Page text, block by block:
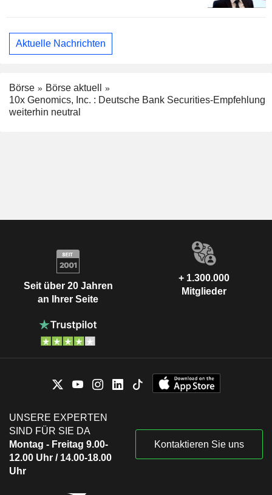
Aktuelle Nachrichten
Börse
Börse aktuell
10x Genomics, Inc. : Deutsche Bank Securities-Empfehlung
weiterhin neutral
Seit über 20 Jahren
an Ihrer Seite
+ 1.300.000
Mitglieder
UNSERE EXPERTEN
SIND FÜR SIE DA
Montag - Freitag 9.00-
12.00 Uhr / 14.00-18.00
Uhr
Kontaktieren Sie uns